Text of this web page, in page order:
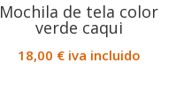
Mochila de tela color
verde caqui
18,00 € iva incluido